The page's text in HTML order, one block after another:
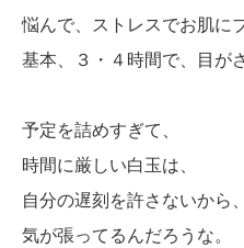
悩んで、ストレスでお肌に
基本、３・４時間で、目が
予定を詰めすぎて、
時間に厳しい白玉は、
自分の遅刻を許さないから、
気が張ってるんだろうな。